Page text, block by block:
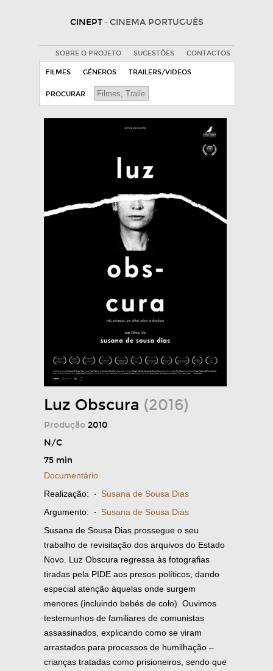
CINEPT · CINEMA PORTUGUÊS
SOBRE O PROJETO SUGESTÕES CONTACTOS
FILMES GÉNEROS TRAILERS/VIDEOS
PROCURAR
Luz Obscura (2016)
Produção 2010
N/C
75 min
Documentário
Realização: · Susana de Sousa Dias
Argumento: · Susana de Sousa Dias
Susana de Sousa Dias prossegue o seu
trabalho de revisitação dos arquivos do Estado
Novo. Luz Obscura regressa às fotografias
tiradas pela PIDE aos presos políticos, dando
especial atenção àquelas onde surgem
menores (incluindo bebés de colo). Ouvimos
testemunhos de familiares de comunistas
assassinados, explicando como se viram
arrastados para processos de humilhação –
crianças tratadas como prisioneiros, sendo que